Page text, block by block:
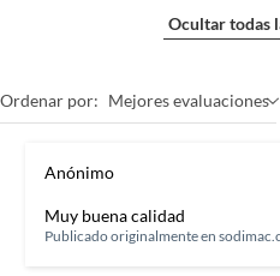
Ocultar todas
Ordenar por: Mejores evaluaciones
Anónimo
Muy buena calidad
Publicado originalmente en